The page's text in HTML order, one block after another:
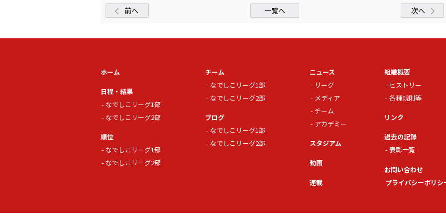
前へ 一覧へ 次へ
ホーム
日程・結果
なでしこリーグ1部
なでしこリーグ2部
順位
なでしこリーグ1部
なでしこリーグ2部
チーム
なでしこリーグ1部
なでしこリーグ2部
ブログ
なでしこリーグ1部
なでしこリーグ2部
ニュース
リーグ
メディア
チーム
アカデミー
スタジアム
動画
連載
組織概要
ヒストリー
各種規則等
リンク
過去の記録
表彰一覧
お問い合わせ
プライバシーポリシ